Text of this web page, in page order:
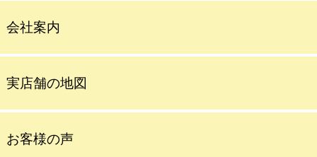
会社案内
実店舗の地図
お客様の声